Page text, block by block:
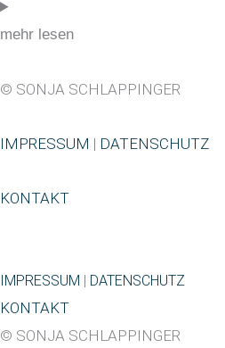
mehr lesen
© SONJA SCHLAPPINGER
IMPRESSUM | DATENSCHUTZ
KONTAKT
IMPRESSUM | DATENSCHUTZ
KONTAKT
© SONJA SCHLAPPINGER